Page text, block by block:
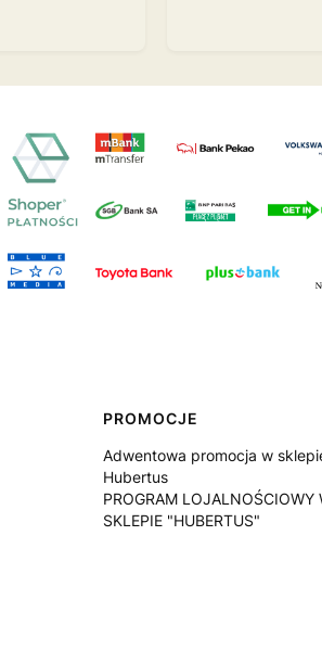
PROMOCJE
Adwentowa promocja w
Hubertus
PROGRAM LOJALNOŚCIOWY
SKLEPIE "HUBERTUS"